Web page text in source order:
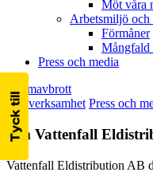
Möt våra
Arbetsmiljö och
Förmåner
Mångfald
Press och media
Strömavbrott
Vår verksamhet Press och
Om Vattenfall
Vattenfall Eldistribution AB